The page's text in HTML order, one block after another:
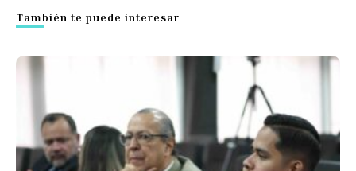
También te puede interesar